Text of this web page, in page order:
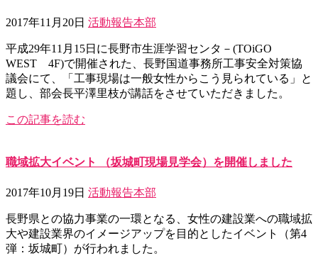
2017年11月20日 活動報告本部
平成29年11月15日に長野市生涯学習センタ－(TOiGO
WEST 4F)で開催された、長野国道事務所工事安全対策協
議会にて、「工事現場は一般女性からこう見られている」と
題し、部会長平澤里枝が講話をさせていただきました。
この記事を読む
職域拡大イベント （坂城町現場見学会）を開催しました
2017年10月19日 活動報告本部
長野県との協力事業の一環となる、女性の建設業への職域拡
大や建設業界のイメージアップを目的としたイベント（第4
弾：坂城町）が行われました。